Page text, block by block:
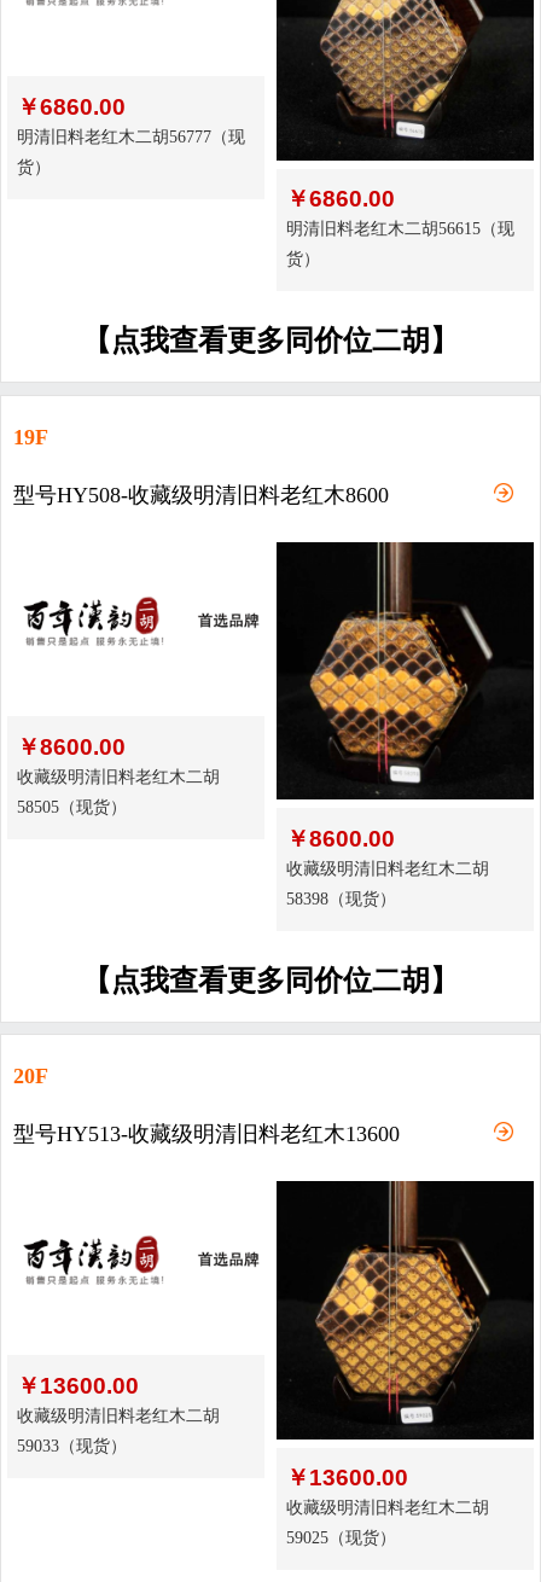
￥6860.00
明清旧料老红木二胡56777（现
货）
￥6860.00
明清旧料老红木二胡56615（现
货）
【点我查看更多同价位二胡】
19F
型号HY508-收藏级明清旧料老红木8600
￥8600.00
收藏级明清旧料老红木二胡
58505（现货）
￥8600.00
收藏级明清旧料老红木二胡
58398（现货）
【点我查看更多同价位二胡】
20F
型号HY513-收藏级明清旧料老红木13600
￥13600.00
收藏级明清旧料老红木二胡
59033（现货）
￥13600.00
收藏级明清旧料老红木二胡
59025（现货）